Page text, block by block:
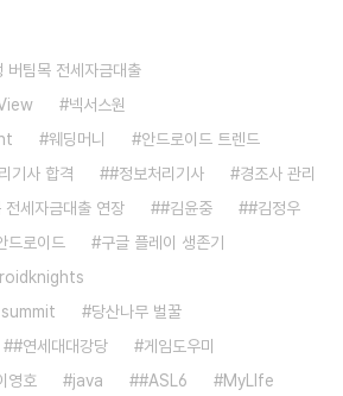
버팀목 전세자금대출
넥서스원
웨딩머니
안드로이드 트렌드
기사 합격 #정보처리기사
경조사 관리
전세자금대출 연장 #김윤중
#김정우
드로이드
구글 플레이 생존기
당산나무 벌꿀
#연세대대강당
게임도우미
영호 java #ASL6 MyLIfe